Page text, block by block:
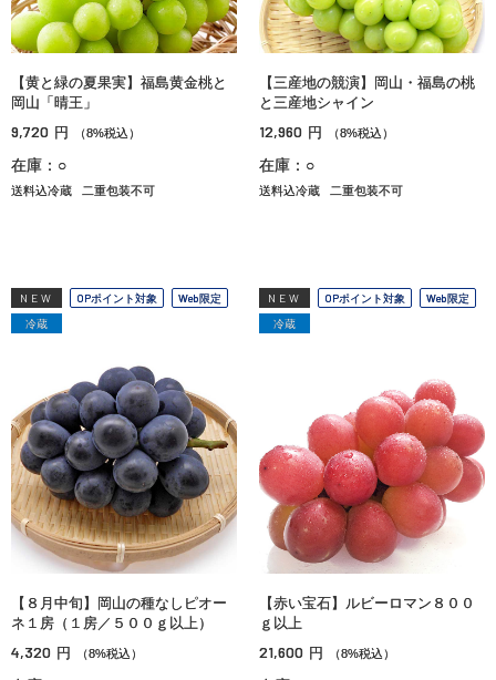
【黄と緑の夏果実】福島黄金桃と
岡山「晴王」
9,720 円 （8%税込）
在庫：○
送料込冷蔵 二重包装不可
【三産地の競演】岡山・福島の桃
と三産地シャイン
12,960 円 （8%税込）
在庫：○
送料込冷蔵 二重包装不可
NEW OPポイント対象
Web限定
冷蔵
【８月中旬】岡山の種なしピオー
ネ１房（１房／５００ｇ以上）
4,320 円 （8%税込）
NEW OPポイント対象
Web限定
冷蔵
【赤い宝石】ルビーロマン８００
ｇ以上
21,600 円 （8%税込）